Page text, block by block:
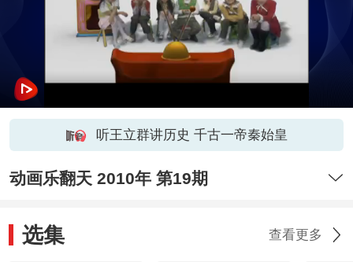
听王立群讲历史 千古一帝秦始皇
动画乐翻天 2010年 第19期
选集 查看更多